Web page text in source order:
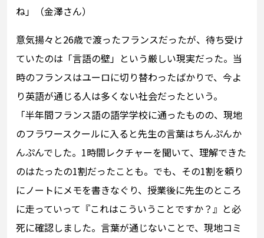
ね」（金澤さん）
意気揚々と26歳で渡ったフランスだったが、待ち受け
ていたのは「言語の壁」という厳しい現実だった。当
時のフランスはユーロに切り替わったばかりで、今よ
り英語が通じる人は多くない社会だったという。
「半年間フランス語の語学学校に通ったものの、現地
のフラワースクールに入ると先生の言葉はちんぷんか
んぷんでした。1時間レクチャーを聞いて、理解できた
のはたったの1割だったことも。でも、その1割を頼り
にノートにメモを書きなぐり、授業後に先生のところ
に走っていって『これはこういうことですか？』と必
死に確認しました。言葉が通じないことで、現地コミ